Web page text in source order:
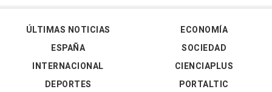
ÚLTIMAS NOTICIAS
ESPAÑA
INTERNACIONAL
DEPORTES
ECONOMÍA
SOCIEDAD
CIENCIAPLUS
PORTALTIC